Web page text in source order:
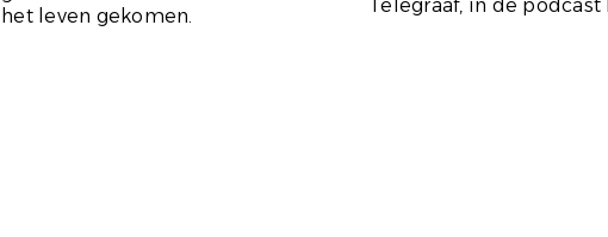
het leven gekomen.
Telegraaf, in de podcast